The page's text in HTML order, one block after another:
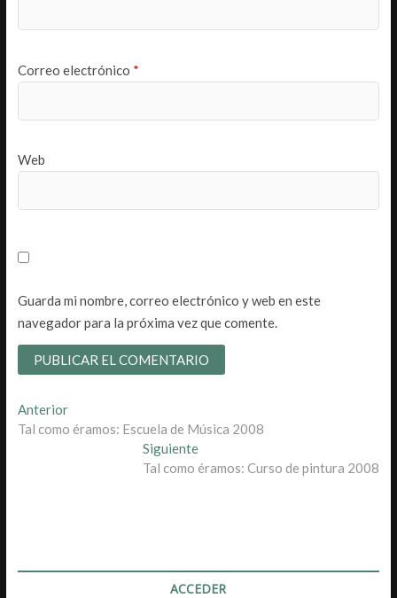
Correo electrónico *
Web
Guarda mi nombre, correo electrónico y web en este
navegador para la próxima vez que comente.
Navegación
de
AnteriorEntrada
anterior:
Tal como éramos: Escuela de Música 2008
SiguienteEntrada
siguiente:
Tal como éramos: Curso de pintura 2008
ACCEDER